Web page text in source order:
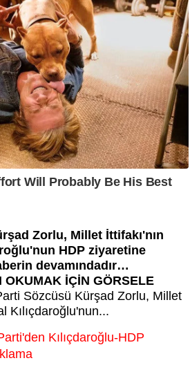
Zorlu, Millet İttifakı'nın
HDP ziyaretine
devamındadır…
OKUMAK İÇİN GÖRSELE
Sözcüsü Kürşad Zorlu, Millet
Kılıçdaroğlu'nun...
Kılıçdaroğlu-HDP